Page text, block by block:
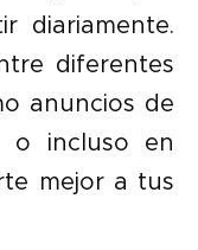
diariamente.
diferentes
anuncios de
o incluso en
mejor a tus